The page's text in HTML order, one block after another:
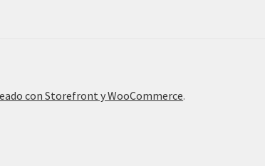
con Storefront y WooCommerce.